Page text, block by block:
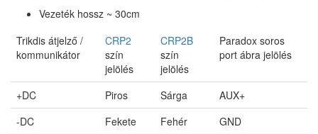
Vezeték hossz ~ 30cm
Trikdis átjelző /
kommunikátor
CRP2
szín
jelölés
CRP2B
szín
jelölés
Paradox soros
port ábra jelölés
+DC Piros Sárga
AUX+
-DC
Fekete Fehér
GND